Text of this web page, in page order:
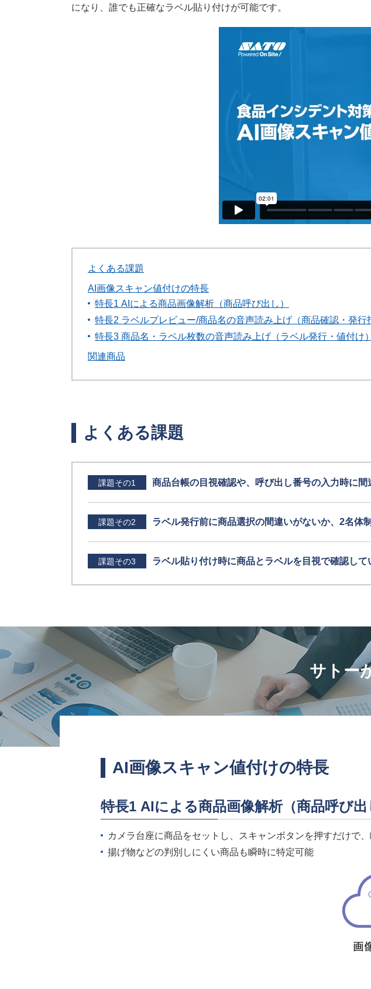
になり、誰でも正確なラベル貼り付けが可能です。
よくある課題
AI画像スキャン値付けの特長
特長1 AIによる商品画像解析（商品呼び出し）
特長2 ラベルプレビュー/商品名の音声読み上げ（商品確認・発行
特長3 商品名・ラベル枚数の音声読み上げ（ラベル発行・値付け）
関連商品
よくある課題
課題その1 商品台帳の目視確認や、呼び出し番号の入力時に間
課題その2 ラベル発行前に商品選択の間違いがないか、2名体
課題その3 ラベル貼り付け時に商品とラベルを目視で確認し
サトー
AI画像スキャン値付けの特長
特長1 AIによる商品画像解析（商品呼び出
カメラ台座に商品をセットし、スキャンボタンを押すだけで
揚げ物などの判別しにくい商品も瞬時に特定可能